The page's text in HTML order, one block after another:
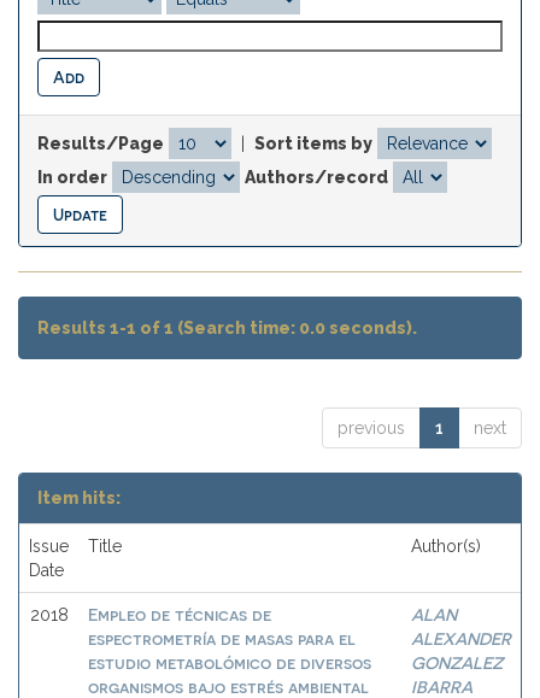
Results/Page
Sort items by
In order
Authors/record
Results 1-1 of 1 (Search time: 0.0 seconds).
previous 1 next
Item hits:
Issue
Date
Title Author(s)
2018
Empleo de técnicas de
espectrometría de masas para el
estudio metabolómico de diversos
organismos bajo estrés ambiental
ALAN
ALEXANDER
GONZALEZ
IBARRA